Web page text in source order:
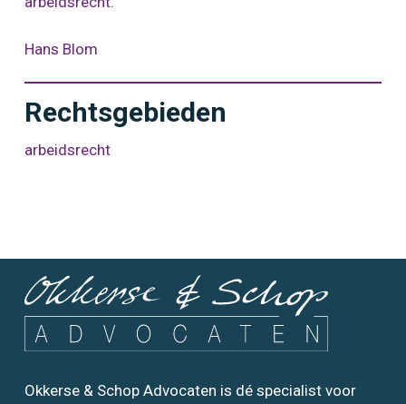
Hans Blom
Rechtsgebieden
arbeidsrecht
Okkerse & Schop Advocaten is dé specialist voor